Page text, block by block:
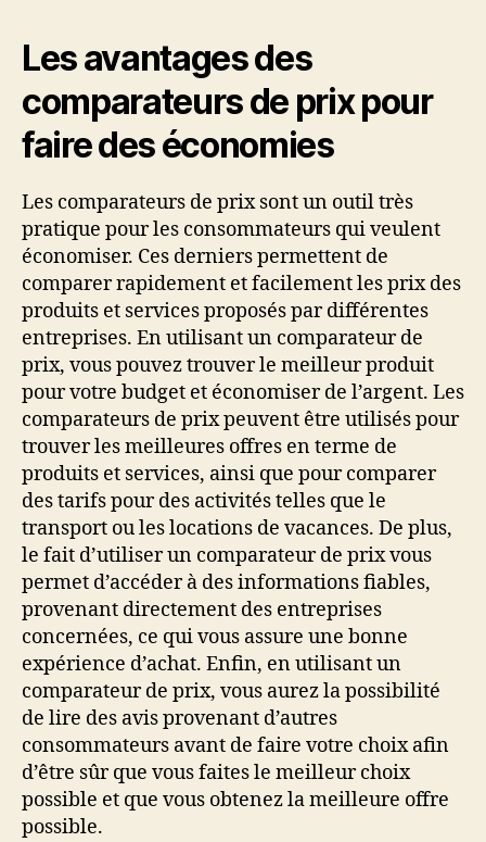
Les avantages des
comparateurs de prix pour
faire des économies
Les comparateurs de prix sont un outil très
pratique pour les consommateurs qui veulent
économiser. Ces derniers permettent de
comparer rapidement et facilement les prix des
produits et services proposés par différentes
entreprises. En utilisant un comparateur de
prix, vous pouvez trouver le meilleur produit
pour votre budget et économiser de l’argent. Les
comparateurs de prix peuvent être utilisés pour
trouver les meilleures offres en terme de
produits et services, ainsi que pour comparer
des tarifs pour des activités telles que le
transport ou les locations de vacances. De plus,
le fait d’utiliser un comparateur de prix vous
permet d’accéder à des informations fiables,
provenant directement des entreprises
concernées, ce qui vous assure une bonne
expérience d’achat. Enfin, en utilisant un
comparateur de prix, vous aurez la possibilité
de lire des avis provenant d’autres
consommateurs avant de faire votre choix afin
d’être sûr que vous faites le meilleur choix
possible et que vous obtenez la meilleure offre
possible.